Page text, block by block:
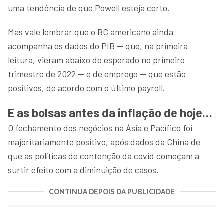
uma tendência de que Powell esteja certo.
Mas vale lembrar que o BC americano ainda
acompanha os dados do PIB — que, na primeira
leitura, vieram abaixo do esperado no primeiro
trimestre de 2022 — e de emprego — que estão
positivos, de acordo com o último payroll.
E as bolsas antes da inflação de hoje…
O fechamento dos negócios na Ásia e Pacífico foi
majoritariamente positivo, após dados da China de
que as políticas de contenção da covid começam a
surtir efeito com a diminuição de casos.
CONTINUA DEPOIS DA PUBLICIDADE